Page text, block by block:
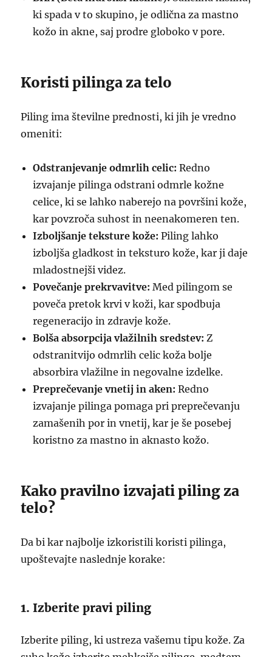
ki spada v to skupino, je odlična za mastno
kožo in akne, saj prodre globoko v pore.
Koristi pilinga za telo
Piling ima številne prednosti, ki jih je vredno
omeniti:
Odstranjevanje odmrlih celic: Redno
izvajanje pilinga odstrani odmrle kožne
celice, ki se lahko naberejo na površini kože,
kar povzroča suhost in neenakomeren ten.
Izboljšanje teksture kože: Piling lahko
izboljša gladkost in teksturo kože, kar ji daje
mladostnejši videz.
Povečanje prekrvavitve: Med pilingom se
poveča pretok krvi v koži, kar spodbuja
regeneracijo in zdravje kože.
Bolša absorpcija vlažilnih sredstev: Z
odstranitvijo odmrlih celic koža bolje
absorbira vlažilne in negovalne izdelke.
Preprečevanje vnetij in aken: Redno
izvajanje pilinga pomaga pri preprečevanju
zamašenih por in vnetij, kar je še posebej
koristno za mastno in aknasto kožo.
Kako pravilno izvajati piling za
telo?
Da bi kar najbolje izkoristili koristi pilinga,
upoštevajte naslednje korake:
1. Izberite pravi piling
Izberite piling, ki ustreza vašemu tipu kože. Za